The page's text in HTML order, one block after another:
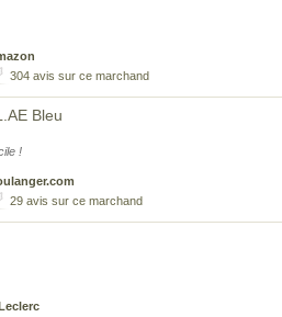
304 avis sur ce marchand
Bleu
!
29 avis sur ce marchand